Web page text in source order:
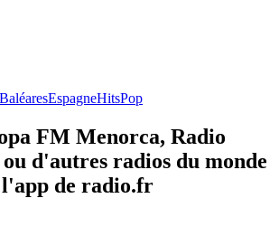
EspagneHitsPop
FM Menorca, Radio
d'autres radios du monde
de radio.fr